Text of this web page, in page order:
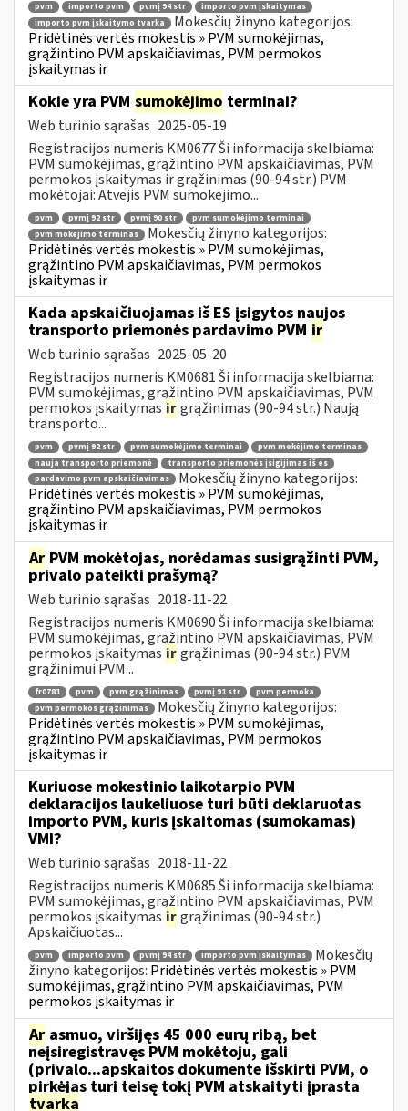
pvm importo pvm pvmį 94 str
importo pvm įskaitymas
importo pvm įskaitymo tvarka
Mokesčių žinyno kategorijos:
Pridėtinės vertės mokestis » PVM sumokėjimas,
grąžintino PVM apskaičiavimas, PVM permokos
įskaitymas ir
Kokie yra PVM sumokėjimo terminai?
Web turinio sąrašas 2025-05-19
Registracijos numeris KM0677 Ši informacija skelbiama:
PVM sumokėjimas, grąžintino PVM apskaičiavimas, PVM
permokos įskaitymas ir grąžinimas (90-94 str.) PVM
mokėtojai: Atvejis PVM sumokėjimo...
pvm pvmį 92 str pvmį 90 str
pvm sumokėjimo terminai
pvm mokėjimo terminas
Mokesčių žinyno kategorijos:
Pridėtinės vertės mokestis » PVM sumokėjimas,
grąžintino PVM apskaičiavimas, PVM permokos
įskaitymas ir
Kada apskaičiuojamas iš ES įsigytos naujos
transporto priemonės pardavimo PVM ir
Web turinio sąrašas 2025-05-20
Registracijos numeris KM0681 Ši informacija skelbiama:
PVM sumokėjimas, grąžintino PVM apskaičiavimas, PVM
permokos įskaitymas irgrąžinimas (90-94 str.) Naują
transporto...
pvm pvmį 92 str pvm sumokėjimo terminai
pvm mokėjimo terminas
nauja transporto priemonė
transporto priemonės įsigijimas iš es
pardavimo pvm apskaičiavimas
Mokesčių žinyno kategorijos:
Pridėtinės vertės mokestis » PVM sumokėjimas,
grąžintino PVM apskaičiavimas, PVM permokos
įskaitymas ir
Ar PVM mokėtojas, norėdamas susigrąžinti PVM,
privalo pateikti prašymą?
Web turinio sąrašas 2018-11-22
Registracijos numeris KM0690 Ši informacija skelbiama:
PVM sumokėjimas, grąžintino PVM apskaičiavimas, PVM
permokos įskaitymas irgrąžinimas (90-94 str.) PVM
grąžinimui PVM...
fr0781 pvm pvm grąžinimas pvmį 91 str
pvm permoka
pvm permokos grąžinimas
Mokesčių žinyno kategorijos:
Pridėtinės vertės mokestis » PVM sumokėjimas,
grąžintino PVM apskaičiavimas, PVM permokos
įskaitymas ir
Kuriuose mokestinio laikotarpio PVM
deklaracijos laukeliuose turi būti deklaruotas
importo PVM, kuris įskaitomas (sumokamas)
VMI?
Web turinio sąrašas 2018-11-22
Registracijos numeris KM0685 Ši informacija skelbiama:
PVM sumokėjimas, grąžintino PVM apskaičiavimas, PVM
permokos įskaitymas irgrąžinimas (90-94 str.)
Apskaičiuotas...
pvm importo pvm pvmį 94 str importo pvm įskaitymas
Mokesčių
žinyno kategorijos: Pridėtinės vertės mokestis » PVM
sumokėjimas, grąžintino PVM apskaičiavimas, PVM
permokos įskaitymas ir
Ar asmuo, viršijęs 45 000 eurų ribą, bet
neįsiregistravęs PVM mokėtoju, gali
(privalo...apskaitos dokumente išskirti PVM, o
pirkėjas turi teisę tokį PVM atskaityti įprasta
tvarka